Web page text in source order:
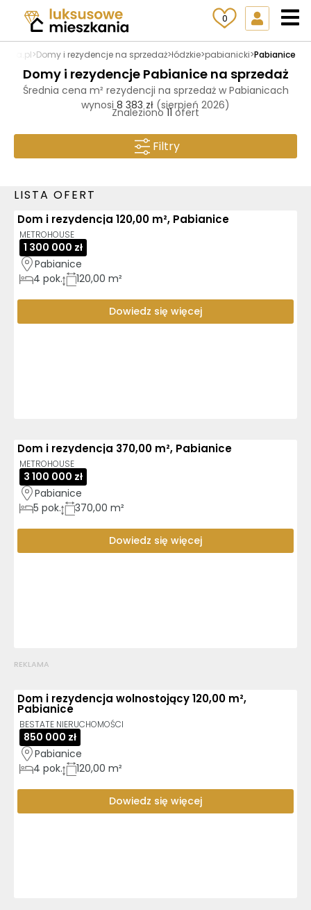
0
>Domy i rezydencje na sprzedaż>łódzkie>pabianicki>Pabianice
Domy i rezydencje Pabianice na sprzedaż
Średnia cena m² rezydencji na sprzedaż w Pabianicach
wynosi 8 383 zł (sierpień 2026)
Znaleziono11ofert
Filtry
LISTA OFERT
Dom i rezydencja 120,00 m², Pabianice
METROHOUSE
1 300 000 zł
Pabianice
4 pok. 120,00 m²
Dowiedz się więcej
Dom i rezydencja 370,00 m², Pabianice
METROHOUSE
3 100 000 zł
Pabianice
5 pok. 370,00 m²
Dowiedz się więcej
REKLAMA
Dom i rezydencja wolnostojący 120,00 m²,
Pabianice
BESTATE NIERUCHOMOŚCI
850 000 zł
Pabianice
4 pok. 120,00 m²
Dowiedz się więcej